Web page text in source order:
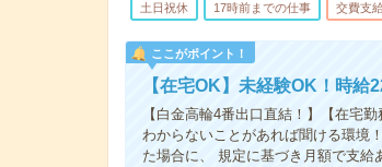
土日祝休 17時前までの仕事 交費支
ここがポイント！
【在宅OK】未経験OK！時給
【白金高輪4番出口直結！】【在宅
わからないことがあれば聞ける環境
た場合に、 規定に基づき月額で支